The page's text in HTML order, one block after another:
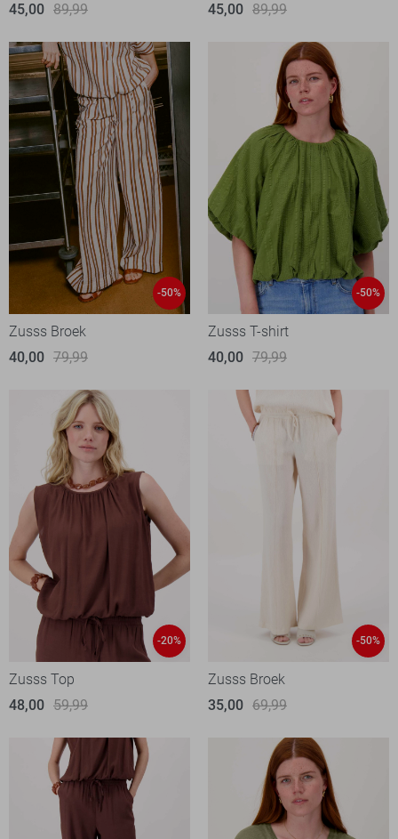
45,00 89,99
45,00 89,99
-50%
Zusss Broek
40,00 79,99
-50%
Zusss T-shirt
40,00 79,99
-20%
Zusss Top
48,00 59,99
-50%
Zusss Broek
35,00 69,99